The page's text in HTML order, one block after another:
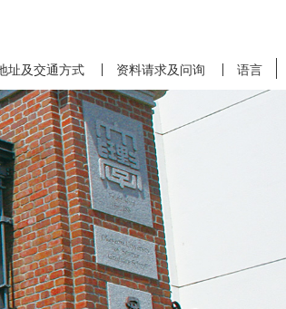
址及交通方式 资料请求及问询 语言